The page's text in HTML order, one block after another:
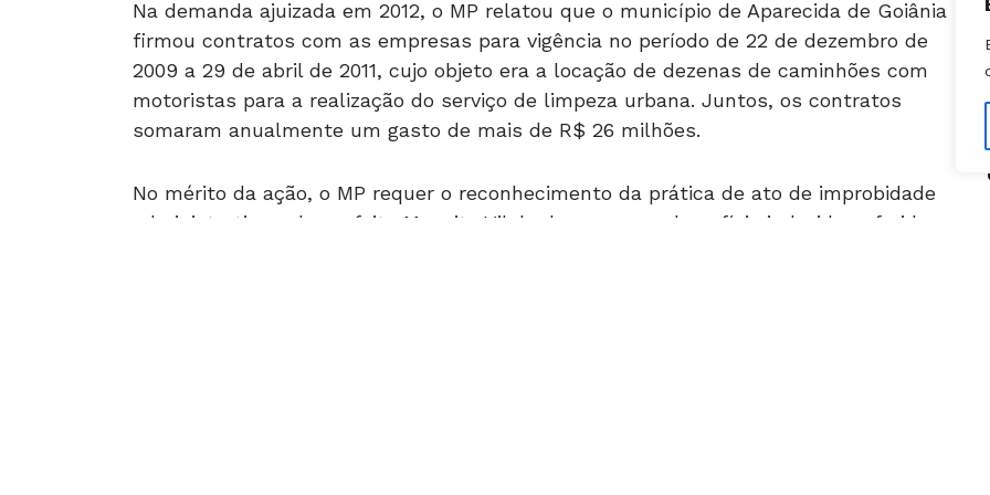
firmou contratos com as empresas para vigência no período de 22 de dezembro de
2009 a 29 de abril de 2011, cujo objeto era a locação de dezenas de caminhões com
motoristas para a realização do serviço de limpeza urbana. Juntos, os contratos
somaram anualmente um gasto de mais de R$ 26 milhões.
administrativa pelo prefeito Maguito Vilela, bem como o benefício indevido auferido
pelas empresas Delta Construções e Construtora Almeida Neves.